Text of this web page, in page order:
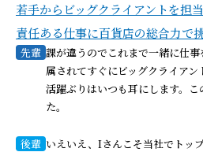
若手からビッグクライアントを担当
責任ある仕事に百貨店の総合力で
先輩 課が違うのでこれまで一緒に仕
属されてすぐにビッグクライア
活躍ぶりはいつも耳にします。
た。
後輩 いえいえ、Iさんこそ当社でトッ